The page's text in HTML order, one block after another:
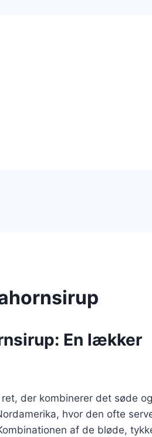
En lækker
der kombinerer det søde
hvor den ofte
af de bløde,